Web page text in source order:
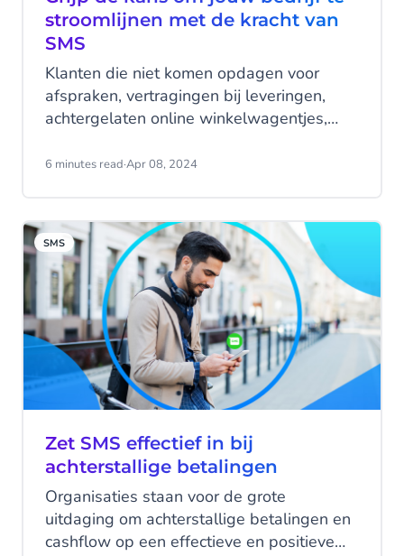
stroomlijnen met de kracht van
SMS
Klanten die niet komen opdagen voor
afspraken, vertragingen bij leveringen,
achtergelaten online winkelwagentjes,
voor veel bedrijven een behoorlijke
6 minutes read·Apr 08, 2024
SMS
Zet SMS effectief in bij
achterstallige betalingen
Organisaties staan voor de grote
uitdaging om achterstallige betalingen en
cashflow op een effectieve en positieve